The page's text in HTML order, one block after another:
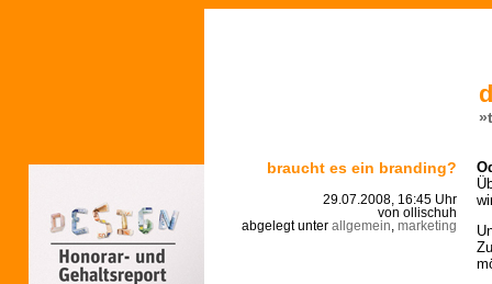
braucht es ein branding?
29.07.2008, 16:45 Uhr
von ollischuh
abgelegt unter allgemein marketing